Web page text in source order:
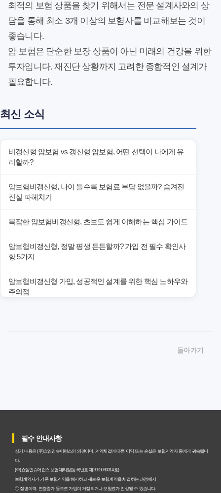
최적의 보험 상품을 찾기 위해서는 전문 설계사와의 상
담을 통해 최소 3개 이상의 보험사를 비교해보는 것이
좋습니다.
암 보험은 단순한 보장 상품이 아닌 미래의 건강을 위한
투자입니다. 재진단 상황까지 고려한 종합적인 설계가
필요합니다.
최신 소식
비갱신형 암보험 vs 갱신형 암보험, 어떤 선택이 나에게 유
리할까?
암보험비갱신형, 나이 들수록 보험료 부담 없을까? 숨겨진
진실 파헤치기
복잡한 암보험비갱신형, 초보도 쉽게 이해하는 핵심 가이드
암보험비갱신형, 정말 평생 든든할까? 가입 전 필수 확인사
항 5가지
암보험비갱신형 가입, 성공적인 설계를 위한 핵심 노하우와
주의점
갱신형 암보험과 비갱신형, 어떤 차이가 있을까? 내게 맞는
암보험비갱신형, 평생 고정 보험료의 숨겨진 가치와 현명한
선택 기준
암보험 비갱신형, 왜 지금 선택해야 할까요? 미래 보험료 걱
돌아가기
필수 안내사항
상기 내용은 (주)쇼엠인슈어런스의 의견이며, 계약체결에 따른 이익 또는 손실은 보험계약자 등에게 귀속됩니
다.
(주)쇼엠인슈어런스 보험대리점(등록번호 제2025030014호)
보험계약자가 기존 보험계약을 해지하고 새로운 보험계약을 체결하는 과정에서
① 질병이력, 연령증가 등으로 가입이 거절되거나 보험료가 인상될 수 있습니다.